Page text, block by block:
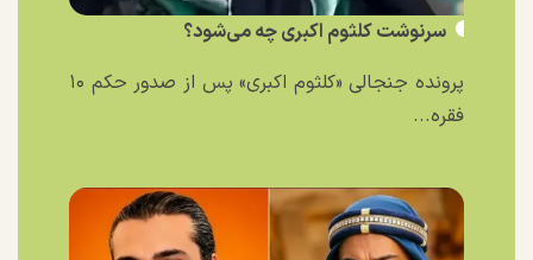
سرنوشت کلثوم اکبری چه می‌شود؟
پرونده جنجالی «کلثوم اکبری» پس از صدور حکم ۱۰
فقره...